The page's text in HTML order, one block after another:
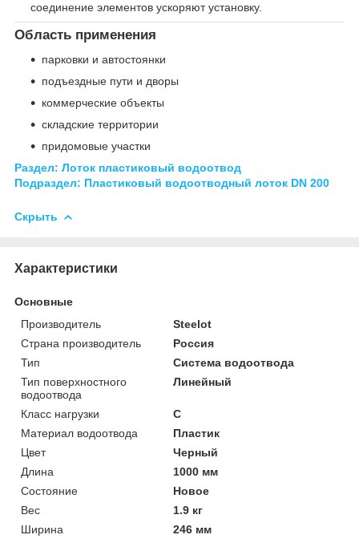
соединение элементов ускоряют установку.
Область применения
парковки и автостоянки
подъездные пути и дворы
коммерческие объекты
складские территории
придомовые участки
Раздел: Лоток пластиковый водоотвод
Подраздел: Пластиковый водоотводный лоток DN 200
Скрыть
Характеристики
Основные
Производитель
Steelot
Страна производитель
Россия
Тип
Система водоотвода
Тип поверхностного
водоотвода
Линейный
Класс нагрузки
С
Материал водоотвода
Пластик
Цвет
Черный
Длина
1000 мм
Состояние
Новое
Вес
1.9 кг
Ширина
246 мм